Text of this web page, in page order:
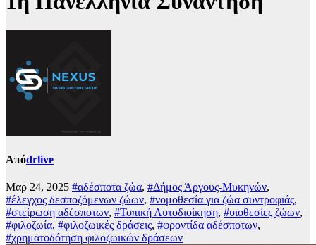
Απόdrlive
Μαρ 24, 2025 #αδέσποτα ζώα, #Δήμος Άργους-Μυκηνών,
#έλεγχος δεσποζόμενων ζώων, #νομοθεσία για ζώα συντροφιάς,
#στείρωση αδέσποτων, #Τοπική Αυτοδιοίκηση, #υιοθεσίες ζώων,
#φιλοζωία, #φιλοζωικές δράσεις, #φροντίδα αδέσποτων,
#χρηματοδότηση φιλοζωικών δράσεων